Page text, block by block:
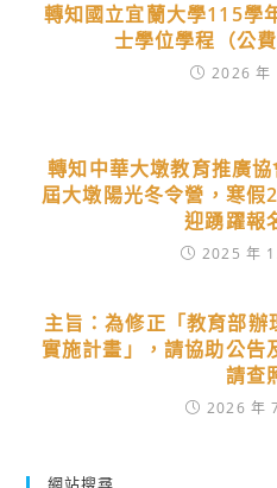
轉知國立宜蘭大學115學
士學位學程（公
2026 年
轉知中華大墩教育推廣
屆大墩陽光冬令營，寒
迎踴躍報
2025 年
主旨：為修正「教育部
實施計畫」，請協助公告
請查
2026 年
網站搜尋